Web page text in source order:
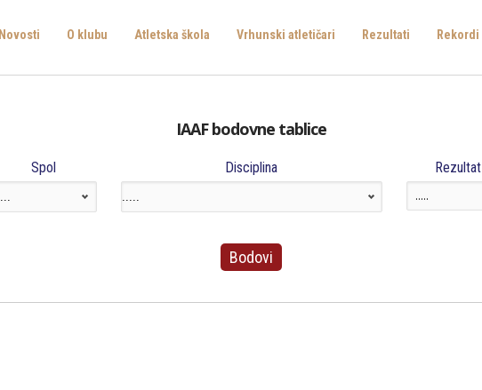
Novosti O klubu Atletska škola Vrhunski atletičari Rezultati Rekordi
IAAF bodovne tablice
Spol Disciplina Rezultat